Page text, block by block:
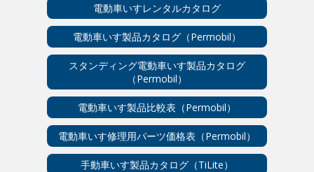
電動車いすレンタルカタログ
電動車いす製品カタログ（Permobil）
スタンディング電動車いす製品カタログ
（Permobil）
電動車いす製品比較表（Permobil）
電動車いす修理用パーツ価格表（Permobil）
手動車いす製品カタログ（TiLite）